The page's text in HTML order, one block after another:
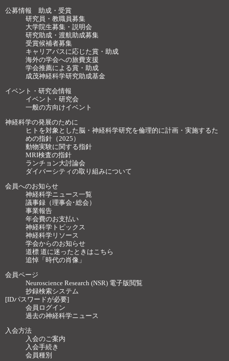
公募情報 助成・受賞
研究員・教職員募集
大学院生募集・説明会
研究助成・渡航助成募集
受賞候補者募集
キャリアパスに応じた賞・助成
海外の学会への旅費支援
学会推薦による賞・助成
成茂神経科学研究助成基金
イベント・研究会情報
イベント・研究会
一般の方向けイベント
神経科学の発展のために
ヒトを対象とした脳・神経科学研究を倫理的に計画・実施するた
めの指針（2025）
動物実験に関する指針
MRI検査の指針
ランチョン大討論会
ダイバーシティの取り組みについて
会員へのお知らせ
神経科学ニュース一覧
議事録（理事会･総会）
事業報告
年会費のお支払い
神経科学トピックス
神経科学リソース
学会からのお知らせ
道標 道に迷ったときはこちら
追悼「時代の肖像」
会員ページ
Neuroscience Research (NSR) 電子版閲覧
抄録検索システム
[IDパスワードが必要]
会員ログイン
過去の神経科学ニュース
入会方法
入会のご案内
入会手続き
会員種別